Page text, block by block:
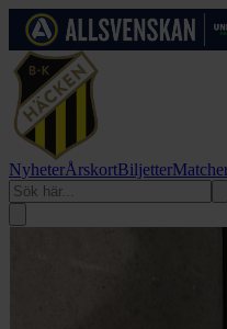
NyheterÅrskortBiljetter